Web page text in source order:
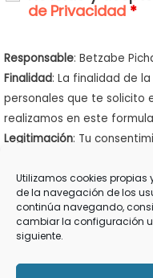
Utilizamos cookies propias
de la navegación de los
continúa navegando,
cambiar la configuración
siguiente.
de Privacidad *
Responsable: Betzabe
Finalidad: La finalidad de
personales que te solicito
realizamos en este
Legitimación: Tu
Destinatarios: Los datos
de web y emailOVHy en
ellos que cumplen con la
Derechos: Podrás ejercer